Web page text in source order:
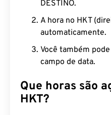
DESTINO.
A hora no HKT
automaticamente.
Você também
campo de data.
Que horas são
HKT?